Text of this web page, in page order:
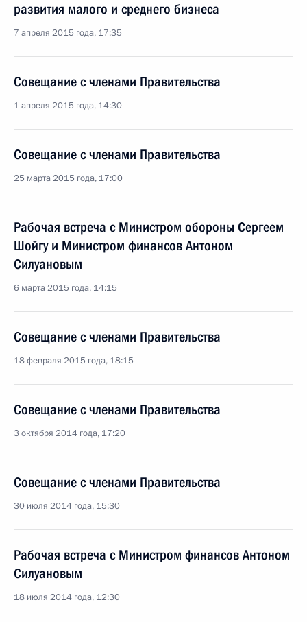
развития малого и среднего бизнеса
7 апреля 2015 года, 17:35
Совещание с членами Правительства
1 апреля 2015 года, 14:30
Совещание с членами Правительства
25 марта 2015 года, 17:00
Рабочая встреча с Министром обороны Сергеем
Шойгу и Министром финансов Антоном
Силуановым
6 марта 2015 года, 14:15
Совещание с членами Правительства
18 февраля 2015 года, 18:15
Совещание с членами Правительства
3 октября 2014 года, 17:20
Совещание с членами Правительства
30 июля 2014 года, 15:30
Рабочая встреча с Министром финансов Антоном
Силуановым
18 июля 2014 года, 12:30